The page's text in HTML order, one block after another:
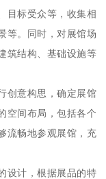
目标受众等，收集相
等。同时，对展馆场
筑结构、基础设施等
创意构思，确定展馆
空间布局，包括各个
流畅地参观展馆，充
设计，根据展品的特